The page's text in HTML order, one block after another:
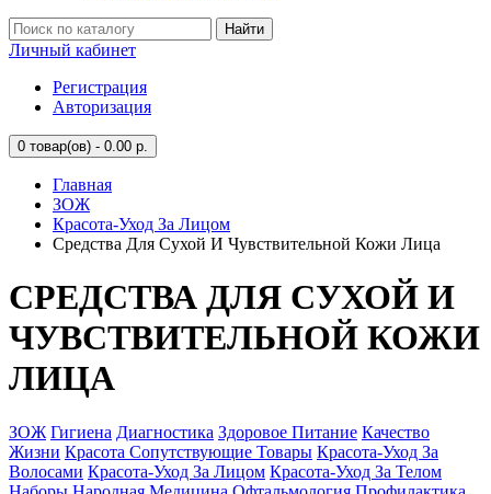
Найти
Личный кабинет
Регистрация
Авторизация
0 товар(ов) - 0.00 р.
Главная
ЗОЖ
Красота-Уход За Лицом
Средства Для Сухой И Чувствительной Кожи Лица
СРЕДСТВА ДЛЯ СУХОЙ И
ЧУВСТВИТЕЛЬНОЙ КОЖИ
ЛИЦА
ЗОЖ Гигиена Диагностика Здоровое Питание Качество
Жизни Красота Сопутствующие Товары Красота-Уход За
Волосами Красота-Уход За Лицом Красота-Уход За Телом